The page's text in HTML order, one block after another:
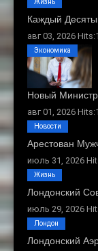
Каждый
авг 03, 2026
Жизнь
Новый
авг 01, 2026
Экономика
Арестован
июль 31, 2026
Новости
Лондонский
июль 29, 2026
Жизнь
Лондонский
Лондон